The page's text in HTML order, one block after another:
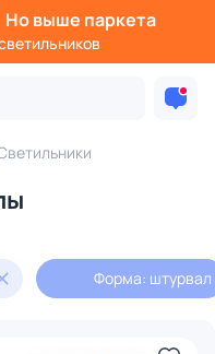
Но выше паркета
Форма: штурвал